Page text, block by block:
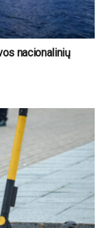
nacionalinių